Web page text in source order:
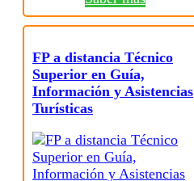
FP a distancia Técnico
Superior en Guía,
Información y Asistencias
Turísticas